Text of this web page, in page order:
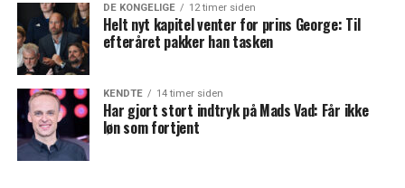
DE KONGELIGE 12 timer siden
Helt nyt kapitel venter for prins George: Til
efteråret pakker han tasken
KENDTE 14 timer siden
Har gjort stort indtryk på Mads Vad: Får ikke
løn som fortjent